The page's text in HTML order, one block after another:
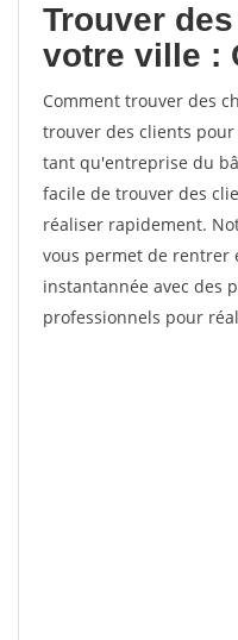
Trouver
votre ville :
Comment trouver des
trouver des clients pour
tant qu'entreprise du
facile de trouver des
réaliser rapidement.
vous permet de rentrer
instantannée avec des
professionnels pour